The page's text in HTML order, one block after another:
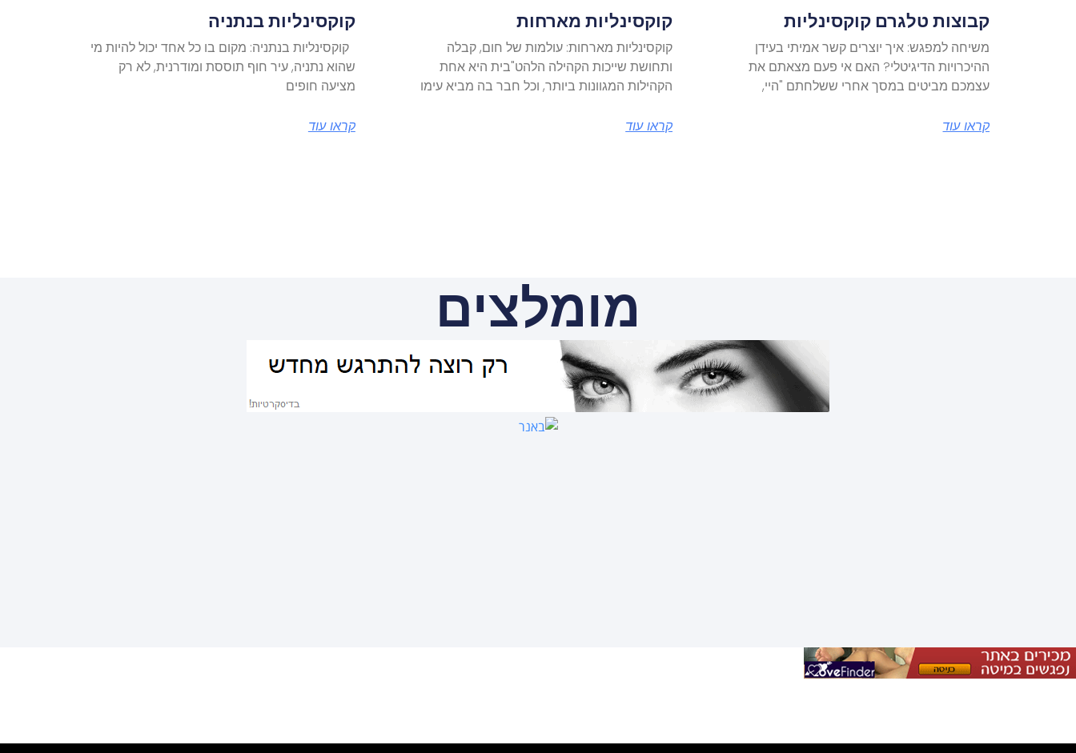
קבוצות טלגרם קוקסינליות
משיחה למפגש: איך יוצרים קשר אמיתי בעידן
ההיכרויות הדיגיטלי? האם אי פעם מצאתם את
עצמכם מביטים במסך אחרי ששלחתם "היי,
קראו עוד
קוקסינליות מארחות
קוקסינליות מארחות: עולמות של חום, קבלה
ותחושת שייכות הקהילה הלהט"בית היא אחת
הקהילות המגוונות ביותר, וכל חבר בה מביא עימו
קראו עוד
קוקסינליות בנתניה
קוקסינליות בנתניה: מקום בו כל אחד יכול להיות מי
שהוא נתניה, עיר חוף תוססת ומודרנית, לא רק
מציעה חופים
קראו עוד
מומלצים